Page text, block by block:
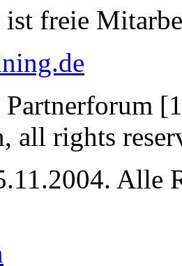
ist freie
all rights
Alle